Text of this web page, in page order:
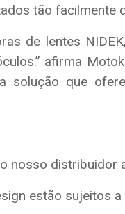
tão facilmente
de lentes
afirma
solução que
nosso distribuidor
estão sujeitos